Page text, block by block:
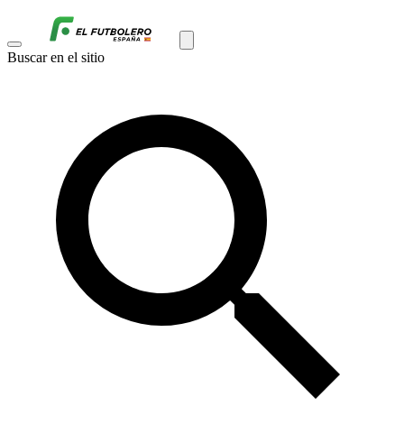
Buscar en el sitio